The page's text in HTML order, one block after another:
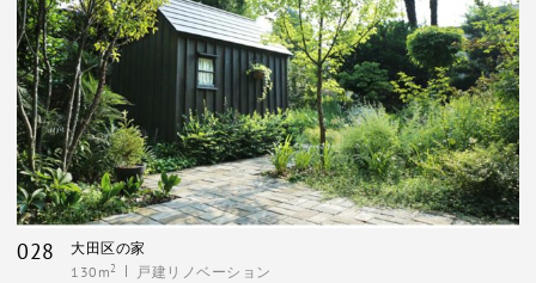
028
大田区の家
130m2 戸建リノベーション